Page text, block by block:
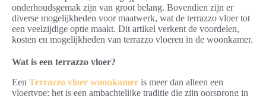
onderhoudsgemak zijn van groot belang. Bovendien zijn er
diverse mogelijkheden voor maatwerk, wat de terrazzo vloer tot
een veelzijdige optie maakt. Dit artikel verkent de voordelen,
kosten en mogelijkheden van terrazzo vloeren in de woonkamer.
Wat is een terrazzo vloer?
Een Terrazzo vloer woonkamer is meer dan alleen een
vloertype; het is een ambachtelijke traditie die zijn oorsprong in